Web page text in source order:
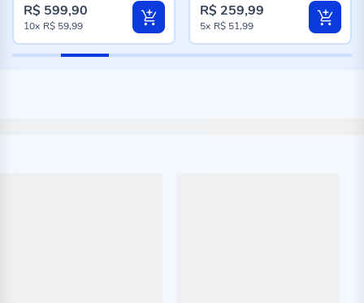
R$ 599,90
10x R$ 59,99
R$ 259,99
5x R$ 51,99